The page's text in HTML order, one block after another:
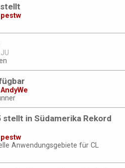
pestw
JU
AndyWe
in Südamerika Rekord
pestw
Anwendungsgebiete für CL